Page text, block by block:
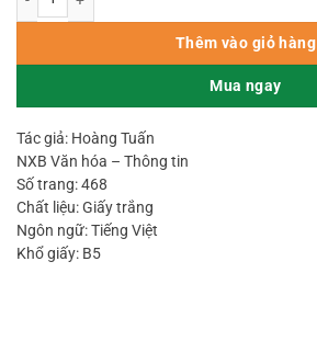
Thêm vào giỏ hàng
Mua ngay
Tác giả: Hoàng Tuấn
NXB Văn hóa – Thông tin
Số trang: 468
Chất liệu: Giấy trắng
Ngôn ngữ: Tiếng Việt
Khổ giấy: B5